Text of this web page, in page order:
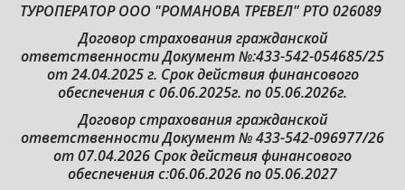
ТУРОПЕРАТОР ООО "РОМАНОВА ТРЕВЕЛ" РТО 026089
Договор страхования гражданской
ответственностиДокумент №:433-542-054685/25
от 24.04.2025 г. Срок действия финансового
обеспечения с 06.06.2025г. по 05.06.2026г.
Договор страхования гражданской
ответственности Документ № 433-542-096977/26
от 07.04.2026 Срок действия финансового
обеспечения с:06.06.2026 по 05.06.2027